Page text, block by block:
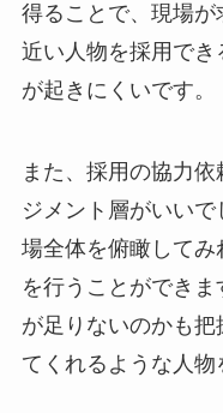
得ることで、現場が
近い人物を採用で
が起きにくいです。
また、採用の協力
ジメント層がいい
場全体を俯瞰して
を行うことができ
が足りないのかも
てくれるような人物